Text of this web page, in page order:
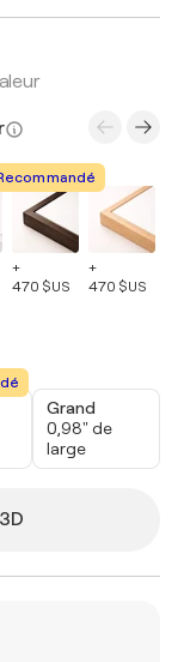
+
470 $US
+
470 $US
Grand
0,98" de
large